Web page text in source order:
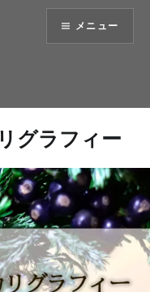
メニュー
グラフィー